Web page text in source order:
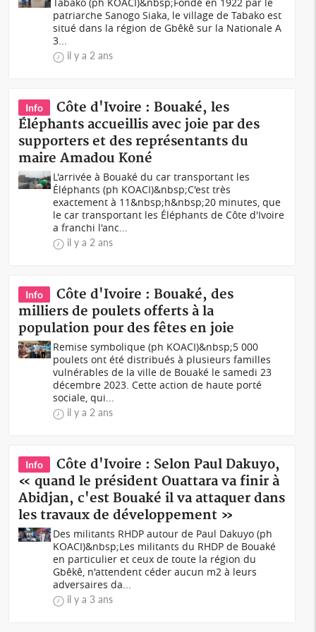
patriarche Sanogo Siaka, le village de Tabako est
situé dans la région de Gbêkê sur la Nationale A
3...
il y a 2 ans
Info
Côte d'Ivoire : Bouaké, les
Éléphants accueillis avec joie par des
supporters et des représentants du
maire Amadou Koné
L'arrivée à Bouaké du car transportant les
Éléphants (ph KOACI)&nbsp;C'est très
exactement à 11&nbsp;h&nbsp;20 minutes, que
le car transportant les Éléphants de Côte d'Ivoire
a franchi l'anc...
il y a 2 ans
Info
Côte d'Ivoire : Bouaké, des
milliers de poulets offerts à la
population pour des fêtes en joie
Remise symbolique (ph KOACI)&nbsp;5 000
poulets ont été distribués à plusieurs familles
vulnérables de la ville de Bouaké le samedi 23
décembre 2023. Cette action de haute porté
sociale, qui...
il y a 2 ans
Info
Côte d'Ivoire : Selon Paul Dakuyo,
« quand le président Ouattara va finir à
Abidjan, c'est Bouaké il va attaquer dans
les travaux de développement »
Des militants RHDP autour de Paul Dakuyo (ph
KOACI)&nbsp;Les militants du RHDP de Bouaké
en particulier et ceux de toute la région du
Gbêkê, n'attendent céder aucun m2 à leurs
adversaires da...
il y a 3 ans